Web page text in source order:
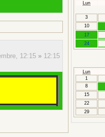
12:15 » 12:15
Lun
3
10
17
24
Lun
1
8
15
22
29